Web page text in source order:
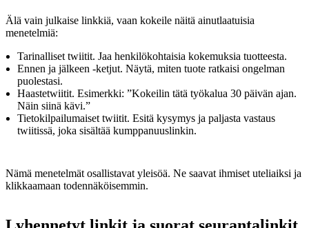
Älä vain julkaise linkkiä, vaan kokeile näitä ainutlaatuisia
menetelmiä:
Tarinalliset twiitit. Jaa henkilökohtaisia kokemuksia tuotteesta.
Ennen ja jälkeen -ketjut. Näytä, miten tuote ratkaisi ongelman
puolestasi.
Haastetwiitit. Esimerkki: ”Kokeilin tätä työkalua 30 päivän ajan.
Näin siinä kävi.”
Tietokilpailumaiset twiitit. Esitä kysymys ja paljasta vastaus
twiitissä, joka sisältää kumppanuuslinkin.
Nämä menetelmät osallistavat yleisöä. Ne saavat ihmiset uteliaiksi ja
klikkaamaan todennäköisemmin.